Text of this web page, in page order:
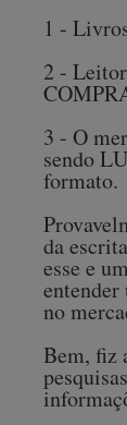
1 -
2 -
3 - O
sendo
formato.
da
esse e
no
Bem, fiz